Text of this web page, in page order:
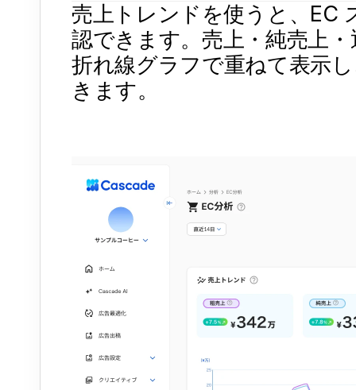
売上トレンドを使うと、EC
認できます。売上・純売上
折れ線グラフで重ねて表示
きます。